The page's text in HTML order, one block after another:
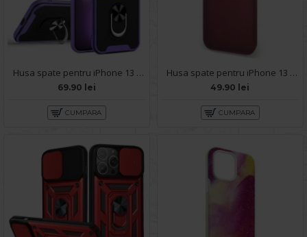
Husa spate pentru iPhone 13 Pro Max - Slide Case Mov
69.90 lei
CUMPARA
Husa spate pentru iPhone 13 Pro Max - Catwalk Case Visiniu
49.90 lei
CUMPARA